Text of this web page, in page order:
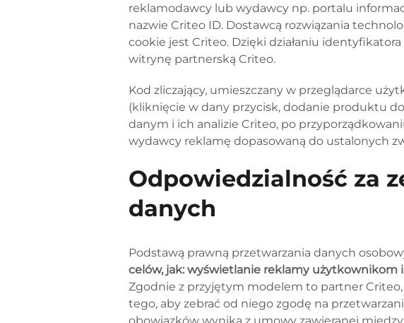
reklamodawcy lub wydawcy np. portalu
nazwie Criteo ID. Dostawcą rozwiązania
cookie jest Criteo. Dzięki działaniu
witrynę partnerską Criteo.
Kod zliczający, umieszczany w przeglądarce
(kliknięcie w dany przycisk, dodanie produktu
danym i ich analizie Criteo, po
wydawcy reklamę dopasowaną do ustalonych
Odpowiedzialność za
danych
Podstawą prawną przetwarzania danych
celów, jak: wyświetlanie reklamy użytkownikom
Zgodnie z przyjętym modelem to partner
tego, aby zebrać od niego zgodę na